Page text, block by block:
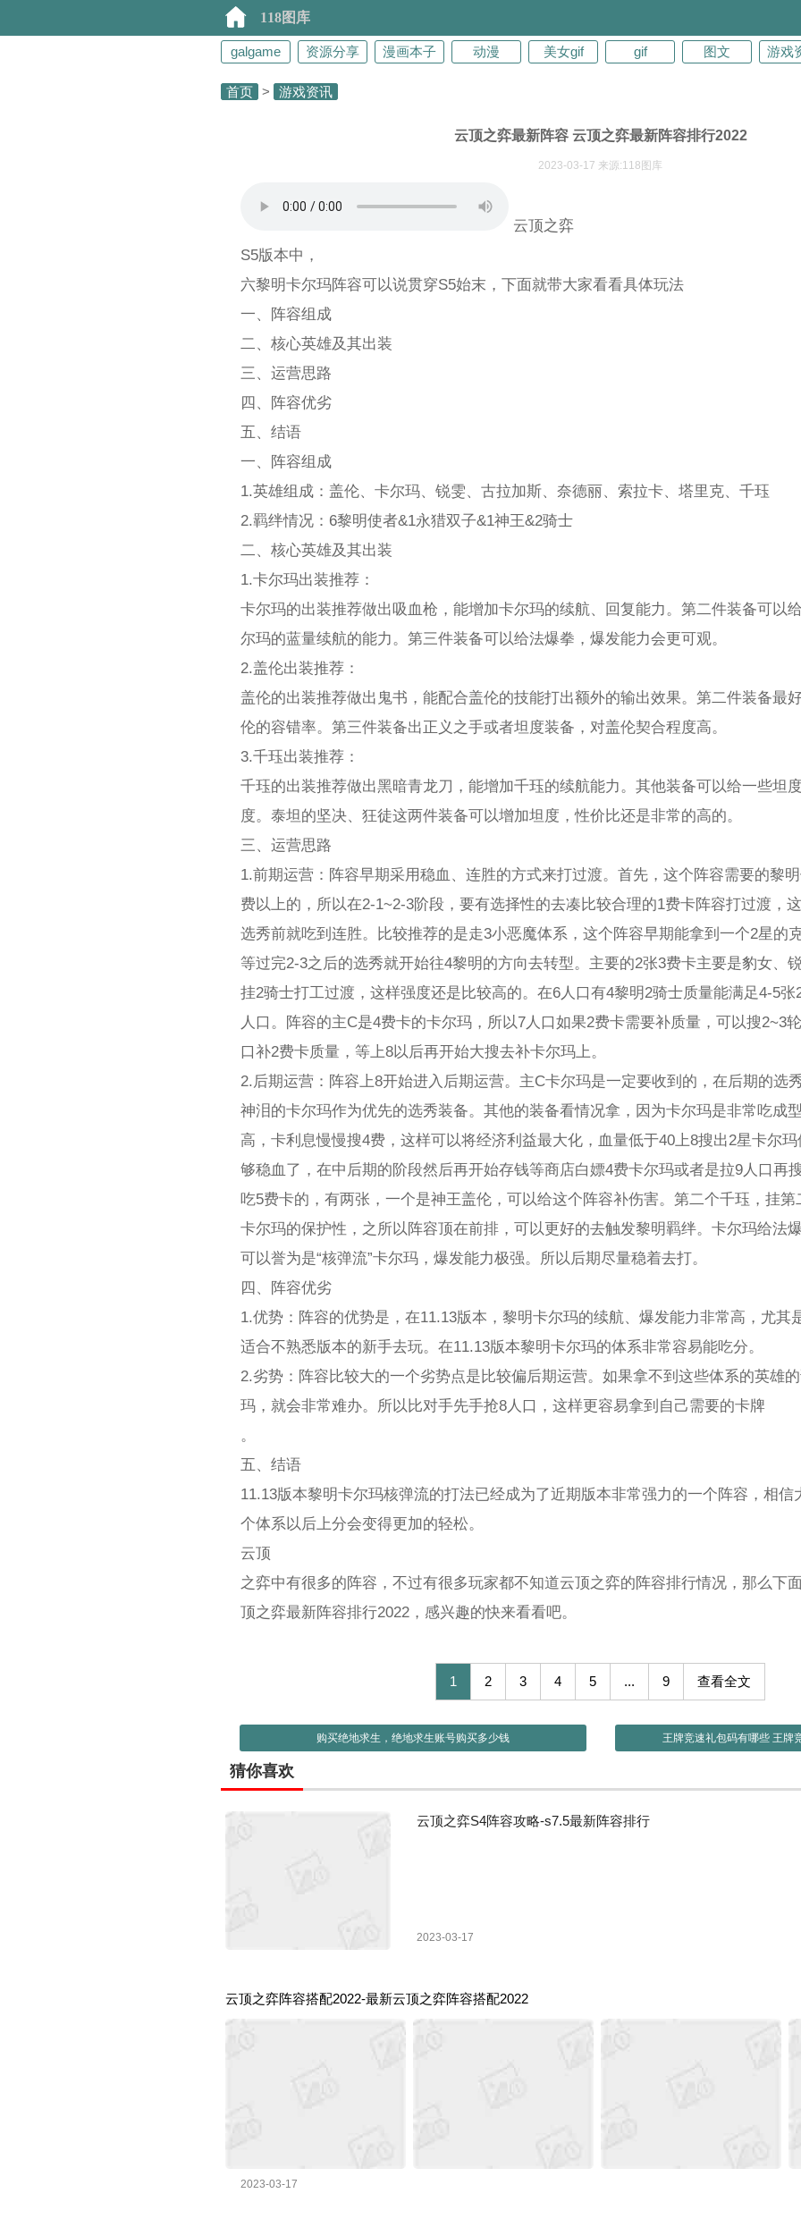
118图库
galgame 资源分享 漫画本子 动漫 美女gif gif 图文 游戏
首页 > 游戏资讯
云顶之弈最新阵容 云顶之弈最新阵容排行2022
2023-03-17 来源:118图库
云顶之弈
S5版本中，
六黎明卡尔玛阵容可以说贯穿S5始末，下面就带大家看看具体玩法
一、阵容组成
二、核心英雄及其出装
三、运营思路
四、阵容优劣
五、结语
一、阵容组成
1.英雄组成：盖伦、卡尔玛、锐雯、古拉加斯、奈德丽、索拉卡、塔里克、千珏
2.羁绊情况：6黎明使者&1永猎双子&1神王&2骑士
二、核心英雄及其出装
1.卡尔玛出装推荐：
卡尔玛的出装推荐做出吸血枪，能增加卡尔玛的续航、回复能力。第二件装备可以
尔玛的蓝量续航的能力。第三件装备可以给法爆拳，爆发能力会更可观。
2.盖伦出装推荐：
盖伦的出装推荐做出鬼书，能配合盖伦的技能打出额外的输出效果。第二件装备最
伦的容错率。第三件装备出正义之手或者坦度装备，对盖伦契合程度高。
3.千珏出装推荐：
千珏的出装推荐做出黑暗青龙刀，能增加千珏的续航能力。其他装备可以给一些坦
度。泰坦的坚决、狂徒这两件装备可以增加坦度，性价比还是非常的高的。
三、运营思路
1.前期运营：阵容早期采用稳血、连胜的方式来打过渡。首先，这个阵容需要的黎
费以上的，所以在2-1~2-3阶段，要有选择性的去凑比较合理的1费卡阵容打过渡，
选秀前就吃到连胜。比较推荐的是走3小恶魔体系，这个阵容早期能拿到一个2星的
等过完2-3之后的选秀就开始往4黎明的方向去转型。主要的2张3费卡主要是豹女、
挂2骑士打工过渡，这样强度还是比较高的。在6人口有4黎明2骑士质量能满足4-5
人口。阵容的主C是4费卡的卡尔玛，所以7人口如果2费卡需要补质量，可以搜2~3
口补2费卡质量，等上8以后再开始大搜去补卡尔玛上。
2.后期运营：阵容上8开始进入后期运营。主C卡尔玛是一定要收到的，在后期的选
神泪的卡尔玛作为优先的选秀装备。其他的装备看情况拿，因为卡尔玛是非常吃成
高，卡利息慢慢搜4费，这样可以将经济利益最大化，血量低于40上8搜出2星卡尔
够稳血了，在中后期的阶段然后再开始存钱等商店白嫖4费卡尔玛或者是拉9人口再
吃5费卡的，有两张，一个是神王盖伦，可以给这个阵容补伤害。第二个千珏，挂
卡尔玛的保护性，之所以阵容顶在前排，可以更好的去触发黎明羁绊。卡尔玛给法
可以誉为是“核弹流”卡尔玛，爆发能力极强。所以后期尽量稳着去打。
四、阵容优劣
1.优势：阵容的优势是，在11.13版本，黎明卡尔玛的续航、爆发能力非常高，尤其
适合不熟悉版本的新手去玩。在11.13版本黎明卡尔玛的体系非常容易能吃分。
2.劣势：阵容比较大的一个劣势点是比较偏后期运营。如果拿不到这些体系的英雄
玛，就会非常难办。所以比对手先手抢8人口，这样更容易拿到自己需要的卡牌
。
五、结语
11.13版本黎明卡尔玛核弹流的打法已经成为了近期版本非常强力的一个阵容，相信
个体系以后上分会变得更加的轻松。
云顶
之弈中有很多的阵容，不过有很多玩家都不知道云顶之弈的阵容排行情况，那么下
顶之弈最新阵容排行2022，感兴趣的快来看看吧。
1 2 3 4 5 ... 9 查看全文
购买绝地求生，绝地求生账号购买多少钱 王牌竞速礼包码有哪些 王牌
猜你喜欢
云顶之弈S4阵容攻略-s7.5最新阵容排行
2023-03-17
云顶之弈阵容搭配2022-最新云顶之弈阵容搭配2022
2023-03-17